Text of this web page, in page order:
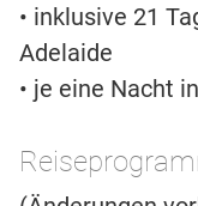
• inklusive 21
Adelaide
• je eine Nacht